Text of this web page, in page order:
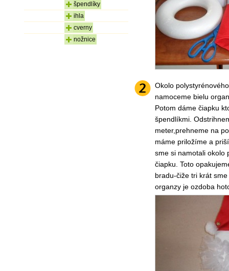
špendlíky
ihla
cverny
nožnice
Okolo
namoceme bielu
Potom dáme čiapku
špendlíkmi.
meter,prehneme na
máme priložíme a
sme si namotali okolo
čiapku. Toto
bradu-čiže tri krát
organzy je ozdoba